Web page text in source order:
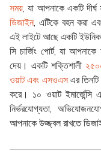
সময় , যা আপনাকে একটি
ডিজাইন , এটিকে বহন করা
এই লাইটে আছে একটি
সি চার্জিং পোর্ট, যা
দেয়। একটি শক্তিশালী
ওয়াট এবং এসওএসএর তিনটি
করে। ১০ ওয়াট
নির্ভরযোগ্যতা,
আপনাকে উজ্জ্বল রাখতে